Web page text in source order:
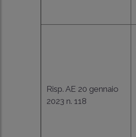
Risp. AE 20 gennaio
2023 n. 118